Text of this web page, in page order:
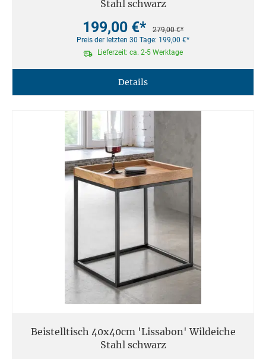
Stahl schwarz
199,00 €*
279,00 €*
Preis der letzten 30 Tage: 199,00 €*
Lieferzeit: ca. 2-5 Werktage
Details
Beistelltisch 40x40cm 'Lissabon' Wildeiche
Stahl schwarz